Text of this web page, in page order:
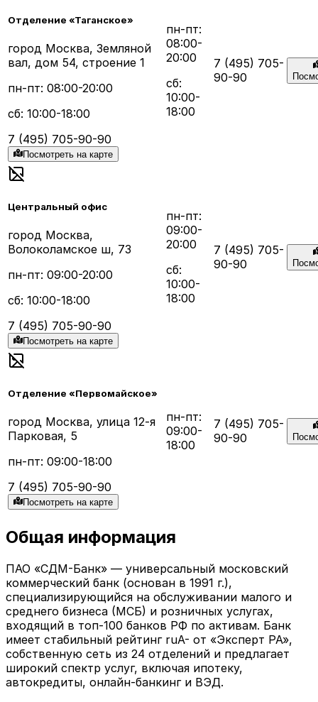
Отделение «Таганское»
город Москва, Земляной
вал, дом 54, строение 1
пн-пт: 08:00-20:00
сб: 10:00-18:00
7 (495) 705-90-90
Посмотреть на карте
пн-пт:
08:00-
20:00
сб:
10:00-
18:00
7 (495) 705-
90-90
Центральный офис
город Москва,
Волоколамское ш, 73
пн-пт: 09:00-20:00
сб: 10:00-18:00
7 (495) 705-90-90
Посмотреть на карте
пн-пт:
09:00-
20:00
сб:
10:00-
18:00
7 (495) 705-
90-90
Отделение «Первомайское»
город Москва, улица 12-я
Парковая, 5
пн-пт: 09:00-18:00
7 (495) 705-90-90
Посмотреть на карте
пн-пт:
09:00-
18:00
7 (495) 705-
90-90
Общая информация
ПАО «СДМ-Банк» — универсальный московский
коммерческий банк (основан в 1991 г.),
специализирующийся на обслуживании малого и
среднего бизнеса (МСБ) и розничных услугах,
входящий в топ-100 банков РФ по активам. Банк
имеет стабильный рейтинг ruA- от «Эксперт РА»,
собственную сеть из 24 отделений и предлагает
широкий спектр услуг, включая ипотеку,
автокредиты, онлайн-банкинг и ВЭД.